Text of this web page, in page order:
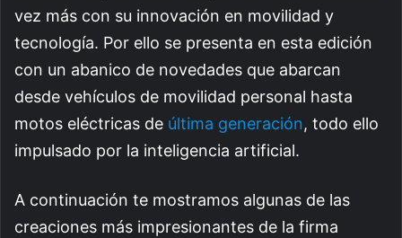
vez más con su innovación en movilidad y
tecnología. Por ello se presenta en esta edición
con un abanico de novedades que abarcan
desde vehículos de movilidad personal hasta
motos eléctricas de última generación, todo ello
impulsado por la inteligencia artificial.
A continuación te mostramos algunas de las
creaciones más impresionantes de la firma